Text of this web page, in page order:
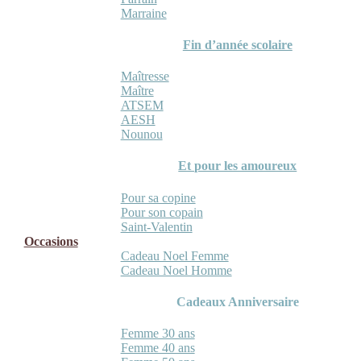
Marraine
Fin d’année scolaire
Maîtresse
Maître
ATSEM
AESH
Nounou
Et pour les amoureux
Pour sa copine
Pour son copain
Saint-Valentin
Occasions
Cadeau Noel Femme
Cadeau Noel Homme
Cadeaux Anniversaire
Femme 30 ans
Femme 40 ans